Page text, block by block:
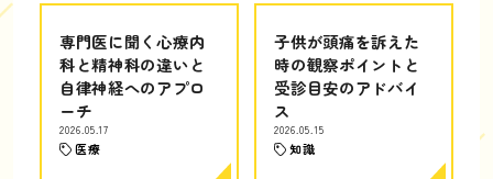
専門医に聞く心療内
科と精神科の違いと
自律神経へのアプロ
ーチ
2026.05.17
医療
子供が頭痛を訴えた
時の観察ポイントと
受診目安のアドバイ
ス
2026.05.15
知識